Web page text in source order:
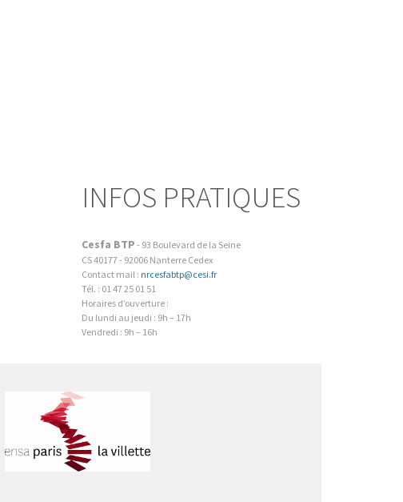
INFOS PRATIQUES
Cesfa BTP - 93 Boulevard de la Seine
CS 40177- 92006 Nanterre Cedex
Contact mail : nrcesfabtp@cesi.fr
Tél. : 01 47 25 01 51
Horaires d’ouverture :
Du lundi au jeudi : 9h – 17h
Vendredi : 9h – 16h